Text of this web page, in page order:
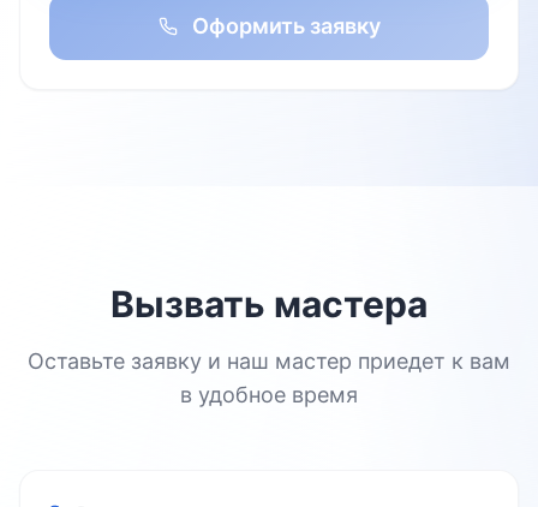
Оформить заявку
Вызвать мастера
Оставьте заявку и наш мастер приедет к вам
в удобное время